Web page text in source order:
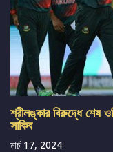
শ্রীলঙ্কার বিরুদ্ধে শেষ
সাকিব
মার্চ 17, 2024